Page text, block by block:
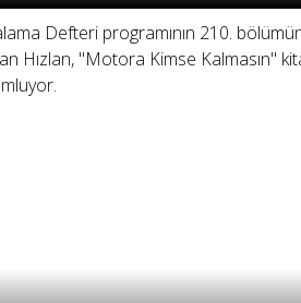
Defteri programının 210.
Hızlan, "Motora Kimse Kalmasın"